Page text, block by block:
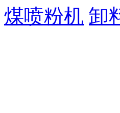
煤喷粉机 卸